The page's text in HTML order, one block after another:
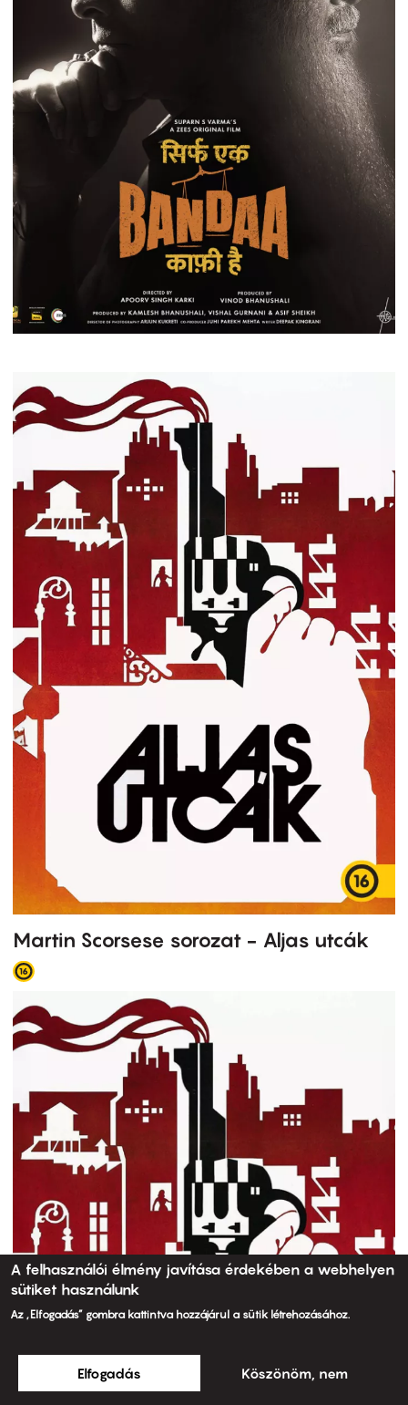
Martin Scorsese sorozat - Aljas utcák
A felhasználói élmény javítása érdekében a webhelyen
sütiket használunk
Az „Elfogadás” gombra kattintva hozzájárul a sütik létrehozásához.
Elfogadás Köszönöm, nem